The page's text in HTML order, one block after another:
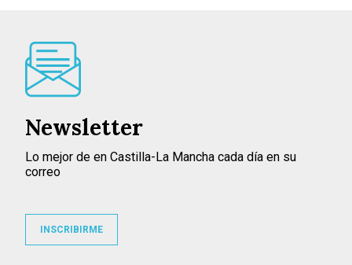
Newsletter
Lo mejor de en Castilla-La Mancha cada día en su
correo
INSCRIBIRME